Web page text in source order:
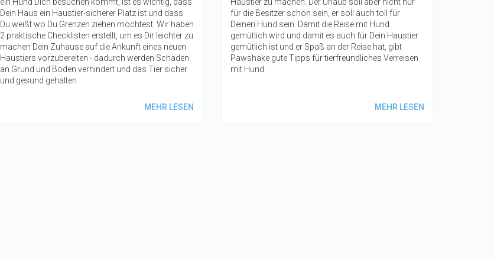
Dein Haus ein Haustier-sicherer Platz ist und dass
Du weißt wo Du Grenzen ziehen möchtest. Wir haben
2 praktische Checklisten erstellt, um es Dir leichter zu
machen Dein Zuhause auf die Ankunft eines neuen
Haustiers vorzubereiten - dadurch werden Schäden
an Grund und Boden verhindert und das Tier sicher
und gesund gehalten.
MEHR LESEN
für die Besitzer schön sein, er soll auch toll für
Deinen Hund sein. Damit die Reise mit Hund
gemütlich wird und damit es auch für Dein Haustier
gemütlich ist und er Spaß an der Reise hat, gibt
Pawshake gute Tipps für tierfreundliches Verreisen
mit Hund.
MEHR LESEN